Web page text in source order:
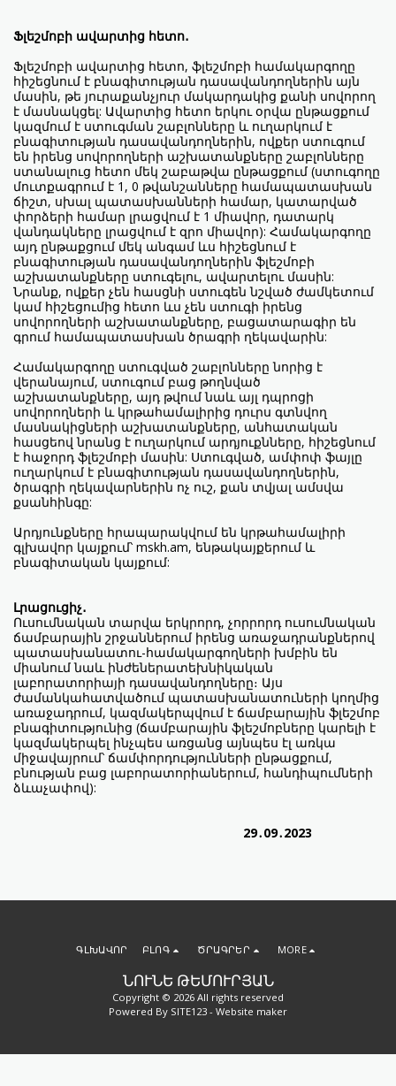
Ֆլեշմոբի ավարտից հետո․
Ֆլեշմոբի ավարտից հետո, ֆլեշմոբի համակարգողը
հիշեցնում է բնագիտության դասավանդողներին այն
մասին, թե յուրաքանչյուր մակարդակից քանի սովորող
է մասնակցել: Ավարտից հետո երկու օրվա ընթացքում
կազմում է ստուգման շաբլոնները և ուղարկում է
բնագիտության դասավանդողներին, ովքեր ստուգում
են իրենց սովորողների աշխատանքները շաբլոնները
ստանալուց հետո մեկ շաբաթվա ընթացքում (ստուգողը
մուտքագրում է 1, 0 թվանշանները համապատասխան
ճիշտ, սխալ պատասխանների համար, կատարված
փորձերի համար լրացվում է 1 միավոր, դատարկ
վանդակները լրացվում է զրո միավոր): Համակարգողը
այդ ընթաքցում մեկ անգամ ևս հիշեցնում է
բնագիտության դասավանդողներին ֆլեշմոբի
աշխատանքները ստուգելու, ավարտելու մասին:
Նրանք, ովքեր չեն հասցնի ստուգեն նշված ժամկետում
կամ հիշեցումից հետո ևս չեն ստուգի իրենց
սովորողների աշխատանքները, բացատարագիր են
գրում համապատասխան ծրագրի ղեկավարին:
Համակարգողը ստուգված շաբլոնները նորից է
վերանայում, ստուգում բաց թողնված
աշխատանքները, այդ թվում նաև այլ դպրոցի
սովորողների և կրթահամալիրից դուրս գտնվող
մասնակիցների աշխատանքները, անհատական
հասցեով նրանց է ուղարկում արդյուքնները, հիշեցնում
է հաջորդ ֆլեշմոբի մասին: Ստուգված, ամփոփ ֆայլը
ուղարկում է բնագիտության դասավանդողներին,
ծրագրի ղեկավարներին ոչ ուշ, քան տվյալ ամսվա
քսանհինգը:
Արդյունքները հրապարակվում են կրթահամալիրի
գլխավոր կայքում՝ mskh.am, ենթակայքերում և
բնագիտական կայքում:
Լրացուցիչ․
Ուսումնական տարվա երկրորդ, չորրորդ ուսումնական
ճամբարային շրջաններում իրենց առաջադրանքներով
պատասխանատու-համակարգողների խմբին են
միանում նաև ինժեներատեխնիկական
լաբորատորիայի դասավանդողները։ Այս
ժամանկահատվածում պատասխանատուների կողմից
առաջադրում, կազմակերպվում է ճամբարային ֆլեշմոբ
բնագիտությունից (ճամբարային ֆլեշմոբները կարելի է
կազմակերպել ինչպես առցանց այնպես էլ առկա
միջավայրում՝ ճամփորդությունների ընթացքում,
բնության բաց լաբորատորիաներում, հանդիպումների
ձևաչափով):
29․09․2023
ՆՈՒՆԵ ԹԵՄՈՒՐՅԱՆ
Copyright © 2026 All rights reserved
Powered By SITE123 - Website maker
ԳԼԽԱՎՈՐ ԲԼՈԳ ԾՐԱԳՐԵՐ MORE